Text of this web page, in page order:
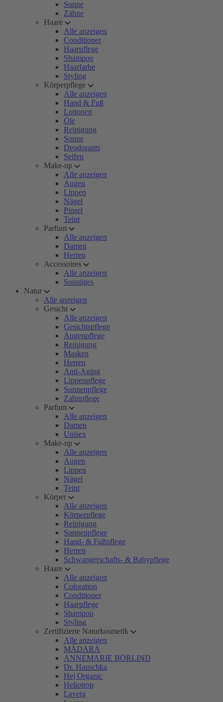
Sonne
Zähne
Haare
Alle anzeigen
Conditioner
Haarpflege
Shampoo
Haarfarbe
Styling
Körperpflege
Alle anzeigen
Hand & Fuß
Lotionen
Öle
Reinigung
Sonne
Deodorants
Seifen
Make-up
Alle anzeigen
Augen
Lippen
Nägel
Pinsel
Teint
Parfum
Alle anzeigen
Damen
Herren
Accessoires
Alle anzeigen
Sonstiges
Natur
Alle anzeigen
Gesicht
Alle anzeigen
Gesichtspflege
Augenpflege
Reinigung
Masken
Herren
Anti-Aging
Lippenpflege
Sonnenpflege
Zahnpflege
Parfum
Alle anzeigen
Damen
Unisex
Make-up
Alle anzeigen
Augen
Lippen
Nägel
Teint
Körper
Alle anzeigen
Körperpflege
Reinigung
Sonnenpflege
Hand- & Fußpflege
Herren
Schwangerschafts- & Babypflege
Haare
Alle anzeigen
Coloration
Conditioner
Haarpflege
Shampoo
Styling
Zertifizierte Naturkosmetik
Alle anzeigen
MÁDARA
ANNEMARIE BÖRLIND
Dr. Hauschka
Hej Organic
Heliotrop
Lavera